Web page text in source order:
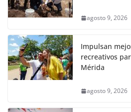
agosto 9, 2026
Impulsan
recreativos
Mérida
agosto 9, 2026